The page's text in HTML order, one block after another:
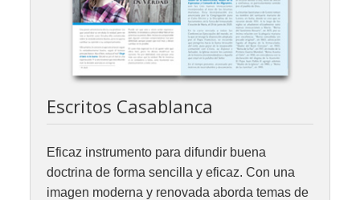
Escritos Casablanca
Eficaz instrumento para difundir buena
doctrina de forma sencilla y eficaz. Con una
imagen moderna y renovada aborda temas de